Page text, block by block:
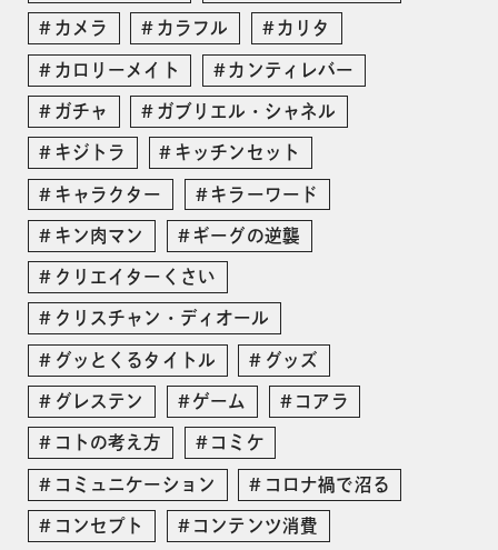
カメラ カラフル カリタ
カロリーメイト カンティレバー
ガチャ ガブリエル・シャネル
キジトラ キッチンセット
キャラクター キラーワード
キン肉マン ギーグの逆襲
クリエイターくさい
クリスチャン・ディオール
グッとくるタイトル グッズ
グレステン ゲーム コアラ
コトの考え方 コミケ
コミュニケーション コロナ禍で沼る
コンセプト コンテンツ消費